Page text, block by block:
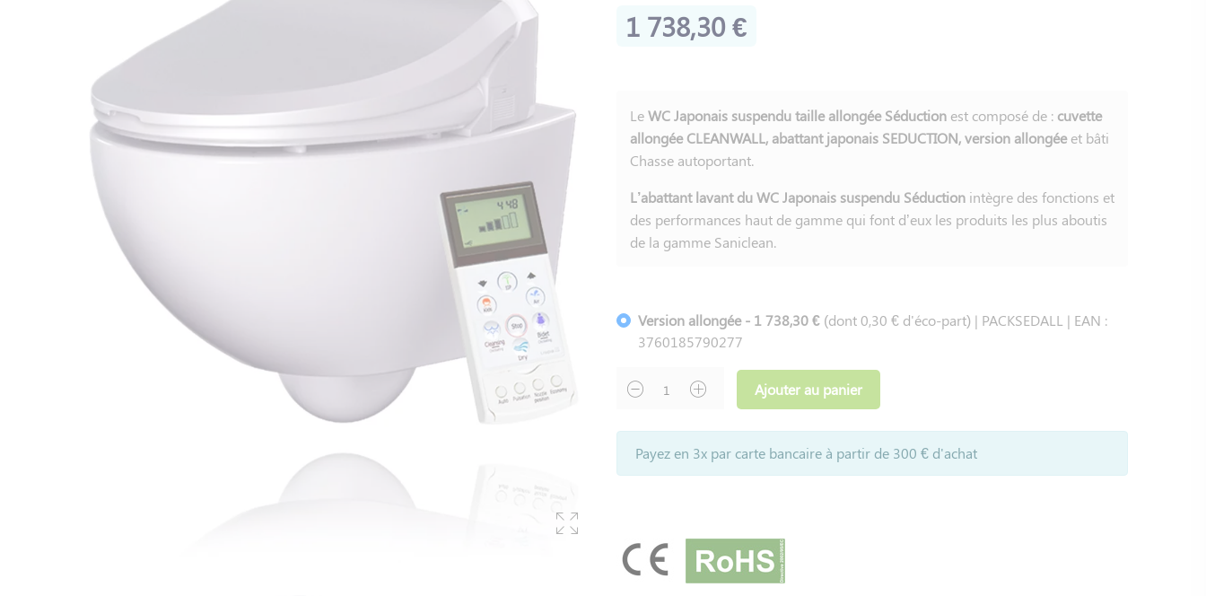
1 738,30 €
LeWC Japonais suspendu taille allongée Séduction est composé de : cuvette
allongée CLEANWALL, abattant japonais SEDUCTION, version allongéeet bâti
Chasse autoportant.
L’abattant lavant du WC Japonais suspendu Séduction intègre des fonctions et
des performances haut de gamme qui font d’eux les produits les plus aboutis
de la gamme Saniclean.
Version allongée - 1 738,30 € (dont 0,30 € d'éco-part) | PACKSEDALL | EAN :
3760185790277
Ajouter au panier
Payez en 3x par carte bancaire à partir de 300 € d'achat